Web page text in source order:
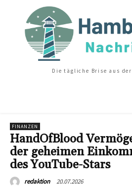
Die tägliche Brise aus
FINANZEN
HandOfBlood
der geheimen
des YouTube-Stars
redaktion 20.07.2026